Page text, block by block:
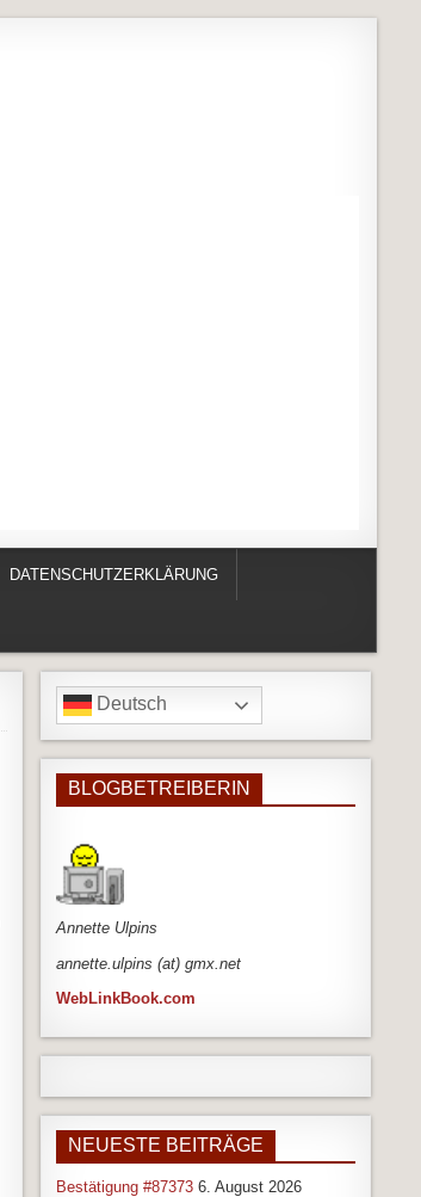
DATENSCHUTZERKLÄRUNG
Deutsch
BLOGBETREIBERIN
Annette Ulpins
annette.ulpins (at) gmx.net
WebLinkBook.com
NEUESTE BEITRÄGE
Bestätigung #87373 6. August 2026